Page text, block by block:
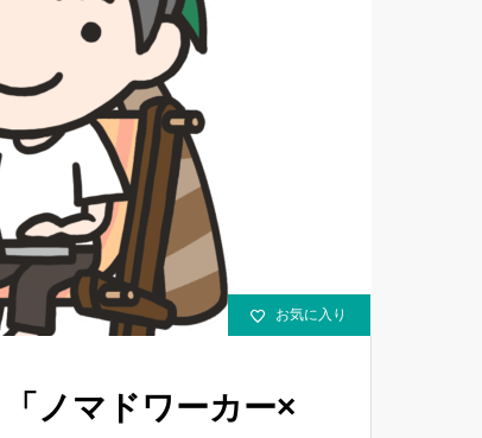
お気に入り
「ノマドワーカー×